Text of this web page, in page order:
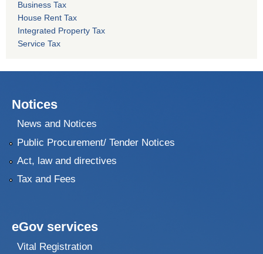
Business Tax
House Rent Tax
Integrated Property Tax
Service Tax
Notices
News and Notices
Public Procurement/ Tender Notices
Act, law and directives
Tax and Fees
eGov services
Vital Registration